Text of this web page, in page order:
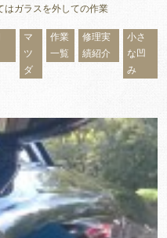
はガラスを外しての作業
マ
ツ
ダ
作業
一覧
修理実
績紹介
小さ
な凹
み